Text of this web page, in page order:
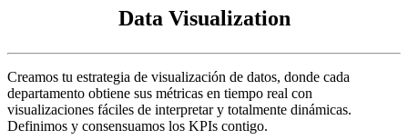
Data Visualization
Creamos tu estrategia de visualización de datos, donde cada
departamento obtiene sus métricas en tiempo real con
visualizaciones fáciles de interpretar y totalmente dinámicas.
Definimos y consensuamos los KPIs contigo.